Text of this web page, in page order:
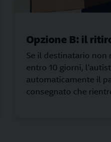
Opzione B: il
Se il destinatario non
entro 10 giorni,
automaticamente il
consegnato che